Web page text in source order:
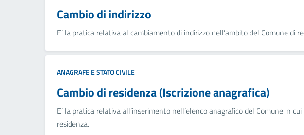
Cambio di indirizzo
E’ la pratica relativa al cambiamento di indirizzo nell’ambito del Comune di
ANAGRAFE E STATO CIVILE
Cambio di residenza (Iscrizione anagrafica)
E’ la pratica relativa all’inserimento nell’elenco anagrafico del Comune in
residenza.